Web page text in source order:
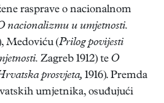
rasprave o nacionalnom
nacionalizmu u umjetnosti.
Medoviću (Prilog povijesti
Zagreb 1912) te O
prosvjeta, 1916). Premda
umjetnika, osuđujući